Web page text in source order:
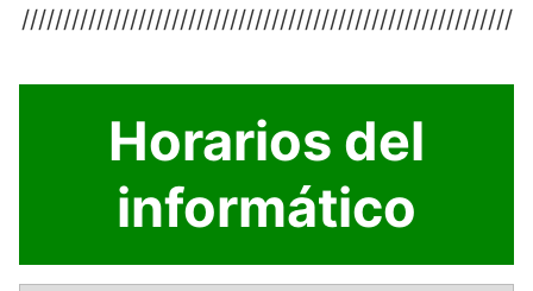
///////////////////////////////////////////////////////////
Horarios del
informático